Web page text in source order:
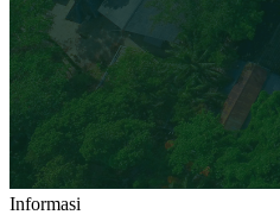
Informasi